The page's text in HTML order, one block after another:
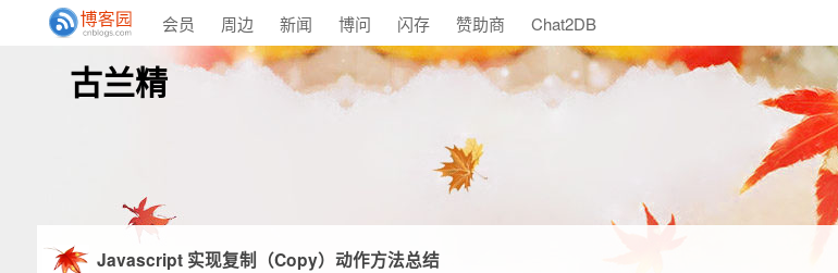
会员 周边 新闻 博问 闪存 赞助商 Chat2DB
古兰精
Javascript 实现复制（Copy）动作方法总结